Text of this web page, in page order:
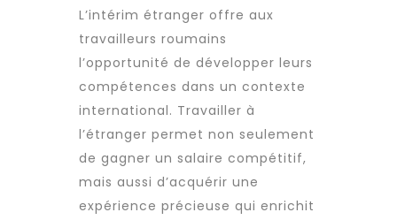
L’intérim étranger offre aux
travailleurs roumains
l’opportunité de développer leurs
compétences dans un contexte
international. Travailler à
l’étranger permet non seulement
de gagner un salaire compétitif,
mais aussi d’acquérir une
expérience précieuse qui enrichit